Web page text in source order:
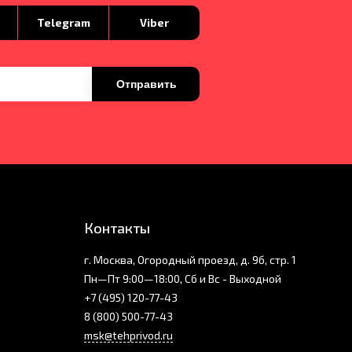
Telegram Viber
Отправить
Контакты
г. Москва, Огородный проезд, д. 9б, стр. 1
Пн—Пт 9:00—18:00, Сб и Вс - Выходной
+7 (495) 120-77-43
8 (800) 500-77-43
msk@tehprivod.ru